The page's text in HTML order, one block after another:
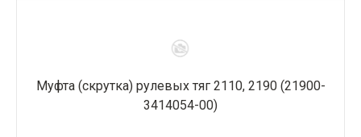
Муфта (скрутка) рулевых тяг 2110, 2190 (21900-
3414054-00)